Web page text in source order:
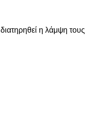
η λάμψη τους